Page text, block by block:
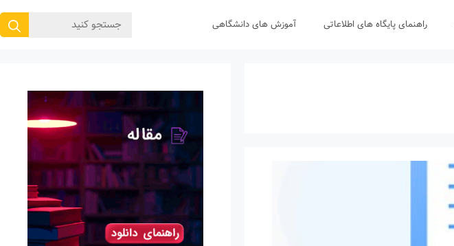
راهنمای پایگاه های اطلاعاتی آموزش های دانشگاهی
جستجوی